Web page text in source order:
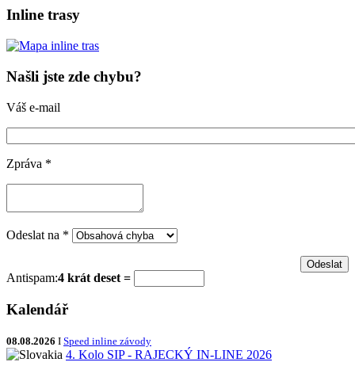
Inline trasy
Našli jste zde chybu?
Váš e-mail
Zpráva *
Odeslat na *
Antispam:4 krát deset =
Kalendář
08.08.2026 I Speed inline závody
4. Kolo SIP - RAJECKÝ IN-LINE 2026